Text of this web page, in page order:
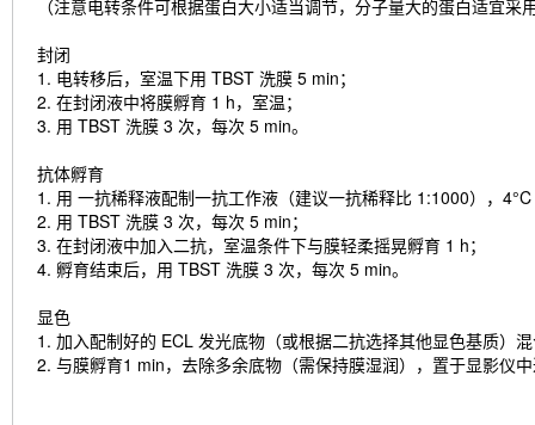
（注意电转条件可根据蛋白大小适当调节，分子量大的蛋白适宜
封闭
1. 电转移后，室温下用 TBST 洗膜 5 min；
2. 在封闭液中将膜孵育 1 h，室温；
3. 用 TBST 洗膜 3 次，每次 5 min。
抗体孵育
1. 用 一抗稀释液配制一抗工作液（建议一抗稀释比 1:1000），
2. 用 TBST 洗膜 3 次，每次 5 min；
3. 在封闭液中加入二抗，室温条件下与膜轻柔摇晃孵育 1 h；
4. 孵育结束后，用 TBST 洗膜 3 次，每次 5 min。
显色
1. 加入配制好的 ECL 发光底物（或根据二抗选择其他显色基质）
2. 与膜孵育1 min，去除多余底物（需保持膜湿润），置于显影仪